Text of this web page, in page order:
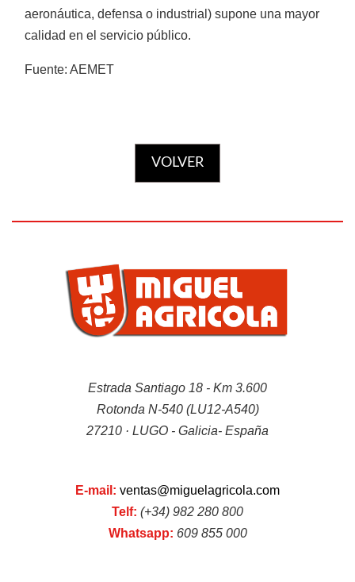
JARDÍN Ver más
aeronáutica, defensa o industrial) supone una mayor
calidad en el servicio público.
Fuente: AEMET
VOLVER
Estrada Santiago 18 - Km 3.600
Rotonda N-540 (LU12-A540)
27210 · LUGO - Galicia- España
E-mail: ventas@miguelagricola.com
Telf: (+34) 982 280 800
Whatsapp: 609 855 000